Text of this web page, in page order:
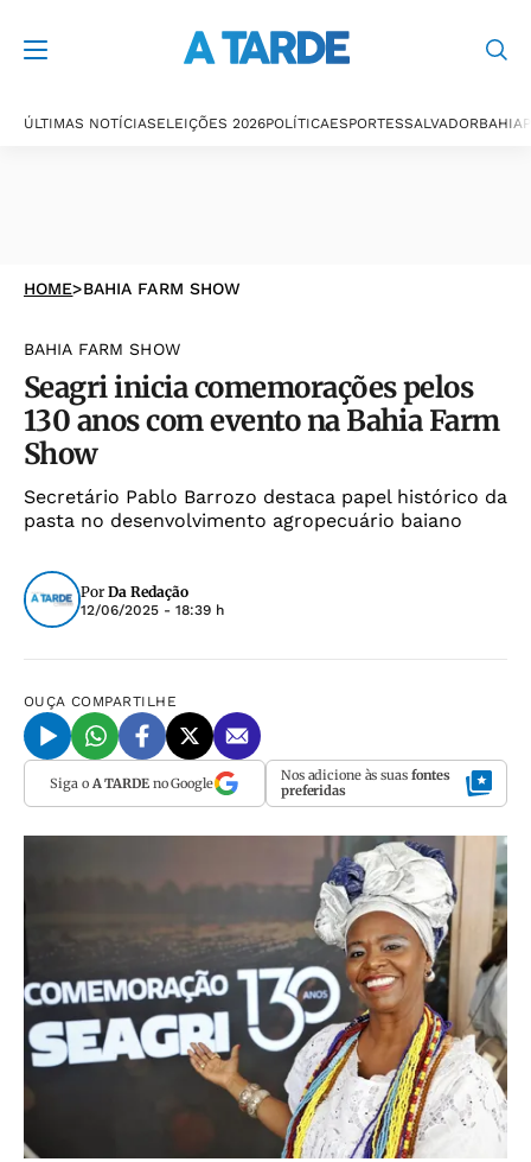
ÚLTIMAS NOTÍCIASELEIÇÕES 2026POLÍTICAESPORTESSALVADORBAHIA
HOME>BAHIA FARM SHOW
BAHIA FARM SHOW
Seagri inicia comemorações pelos
130 anos com evento na Bahia Farm
Show
Secretário Pablo Barrozo destaca papel histórico da
pasta no desenvolvimento agropecuário baiano
Por Da Redação
12/06/2025 - 18:39 h
OUÇA COMPARTILHE
Siga o A TARDEno Google Nos adicione às suas fontes
preferidas